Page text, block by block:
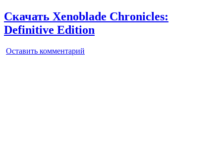
Скачать Xenoblade Chronicles:
Definitive Edition
Оставить комментарий